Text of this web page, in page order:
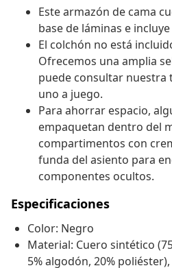
Este armazón de cama
base de láminas e
El colchón no está
Ofrecemos una amplia
puede consultar
uno a juego.
Para ahorrar espacio,
empaquetan dentro del
compartimentos con
funda del asiento para
componentes ocultos.
Especificaciones
Color: Negro
Material: Cuero sintético
5% algodón, 20%